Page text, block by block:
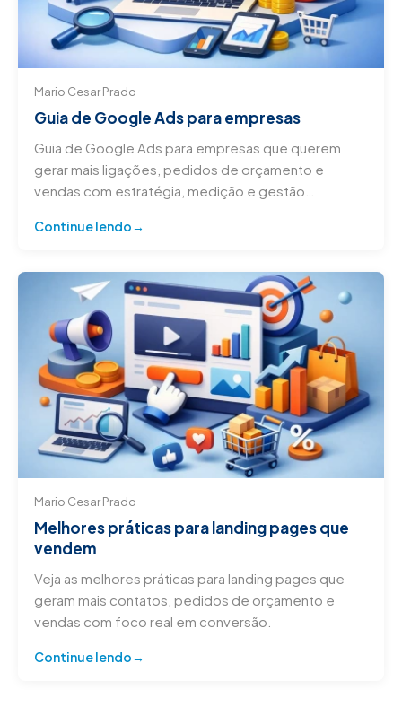
Mario Cesar Prado
Guia de Google Ads para empresas
Guia de Google Ads para empresas que querem
gerar mais ligações, pedidos de orçamento e
vendas com estratégia, medição e gestão
Continue lendo
Mario Cesar Prado
Melhores práticas para landing pages que
vendem
Veja as melhores práticas para landing pages que
geram mais contatos, pedidos de orçamento e
vendas com foco real em conversão.
Continue lendo